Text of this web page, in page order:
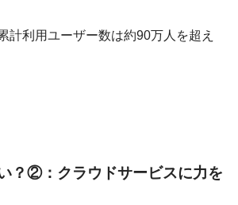
計利用ユーザー数は約90万人を超え
？②：クラウドサービスに力を